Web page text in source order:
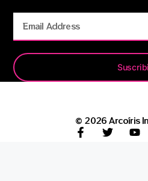
© 2026 Arcoíris